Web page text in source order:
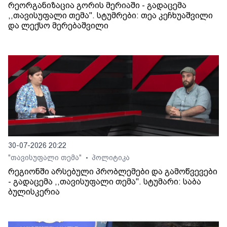
რეორგანიზაცია გორის მერიაში - გადაცემა
,,თავისუფალი თემა". სტუმრები: თეა კეჩხუაშვილი
და ლექსო მერებაშვილი
30-07-2026 20:22
"თავისუფალი თემა"
• პოლიტიკა
რეგიონში არსებული პრობლემები და გამოწვევები
- გადაცემა ,,თავისუფალი თემა". სტუმარი: საბა
ბულისკერია